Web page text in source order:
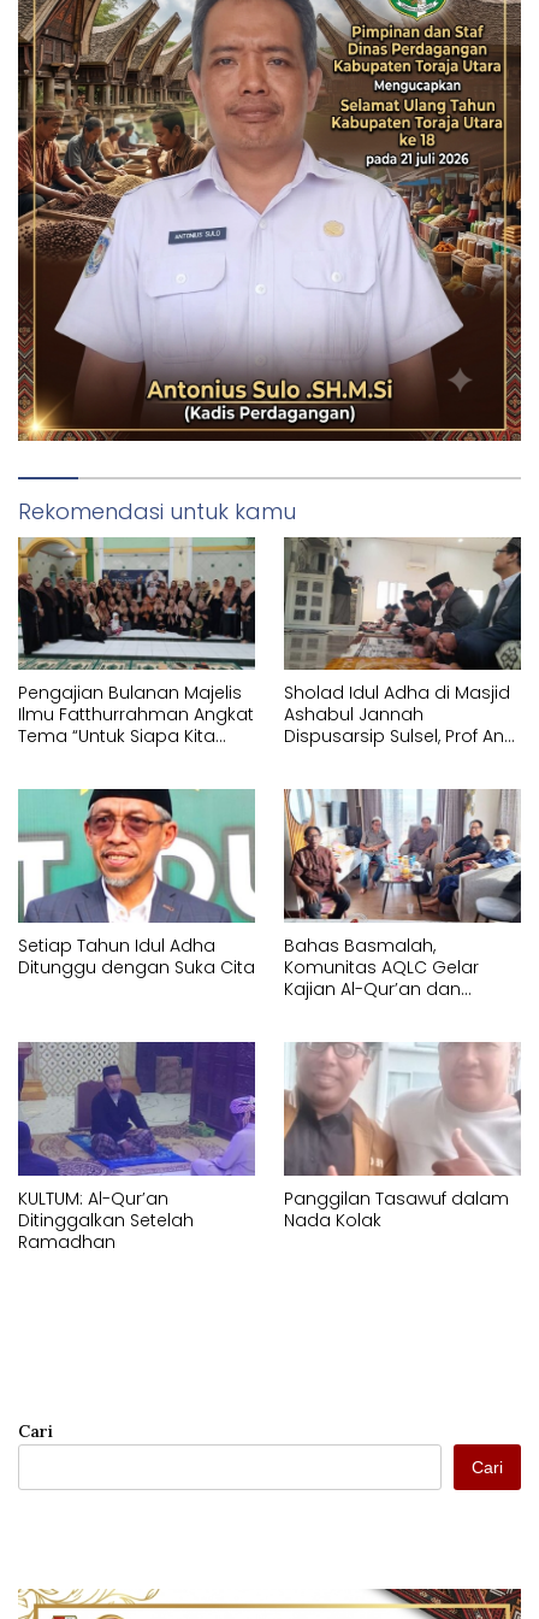
Rekomendasi untuk kamu
Pengajian Bulanan Majelis
Ilmu Fatthurrahman Angkat
Tema “Untuk Siapa Kita
Sholad Idul Adha di Masjid
Ashabul Jannah
Dispusarsip Sulsel, Prof Andi
Sosial
Setiap Tahun Idul Adha
Ditunggu dengan Suka Cita
Bahas Basmalah,
Komunitas AQLC Gelar
Kajian Al-Qur’an dan
KULTUM: Al-Qur’an
Ditinggalkan Setelah
Ramadhan
Panggilan Tasawuf dalam
Nada Kolak
Cari
Cari